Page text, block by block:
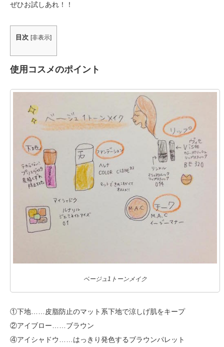
ぜひお試しあれ！！
目次 [非表示]
使用コスメのポイント
ベージュ1トーンメイク
①下地……皮脂防止のマット系下地で涼しげ肌をキープ
②アイブロー……ブラウン
④アイシャドウ……はっきり発色するブラウンパレット